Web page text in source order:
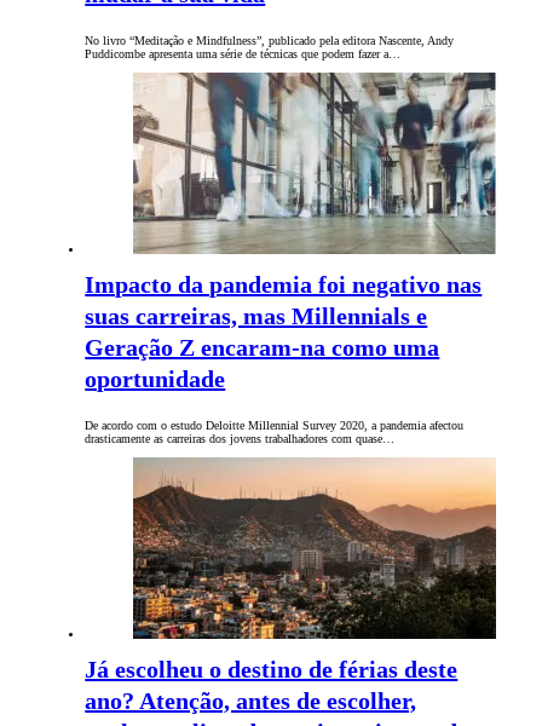
No livro “Meditação e Mindfulness”, publicado pela editora Nascente, Andy
Puddicombe apresenta uma série de técnicas que podem fazer a…
Impacto da pandemia foi negativo nas
suas carreiras, mas Millennials e
Geração Z encaram-na como uma
oportunidade
De acordo com o estudo Deloitte Millennial Survey 2020, a pandemia afectou
drasticamente as carreiras dos jovens trabalhadores com quase…
Já escolheu o destino de férias deste
ano? Atenção, antes de escolher,